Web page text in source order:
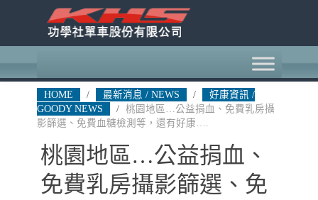
HOME / 最新消息 / NEWS /
好康資訊 /
GOODY NEWS
/
桃園地區…公益捐血、免費乳房攝
影篩選、免費血糖檢測等，還有好康….
桃園地區…公益捐血、
免費乳房攝影篩選、免